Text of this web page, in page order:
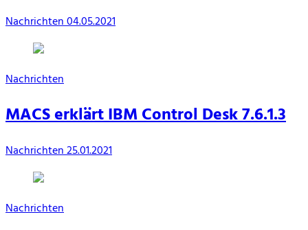
Nachrichten04.05.2021
Nachrichten
MACS erklärt IBM Control Desk 7.6.1.3
Nachrichten25.01.2021
Nachrichten